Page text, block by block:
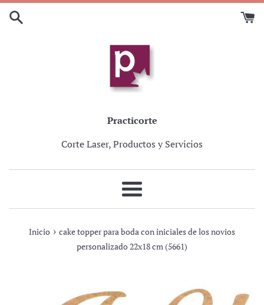
Ir
directamente
Practicorte
Corte Laser, Productos y Servicios
Más
Inicio › cake topper para boda con iniciales de los novios
personalizado 22x18 cm (5661)